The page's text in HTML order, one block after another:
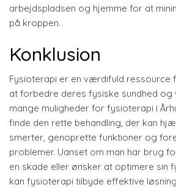
arbejdspladsen og hjemme for at
på kroppen.
Konklusion
Fysioterapi er en værdifuld ressource
at forbedre deres fysiske sundhed og
mange muligheder for fysioterapi i
finde den rette behandling, der kan
smerter, genoprette funktioner og
problemer. Uanset om man har brug
en skade eller ønsker at optimere sin
kan fysioterapi tilbyde effektive